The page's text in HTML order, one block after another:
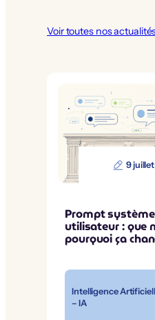
Voir toutes nos
9
Prompt
utilisateur : que
pourquoi ça
Intelligence
– IA